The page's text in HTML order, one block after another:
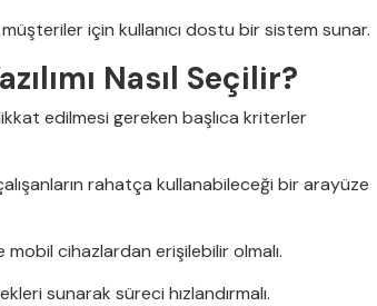
için kullanıcı dostu bir sistem sunar.
Nasıl Seçilir?
edilmesi gereken başlıca kriterler
rahatça kullanabileceği bir arayüze
cihazlardan erişilebilir olmalı.
sunarak süreci hızlandırmalı.